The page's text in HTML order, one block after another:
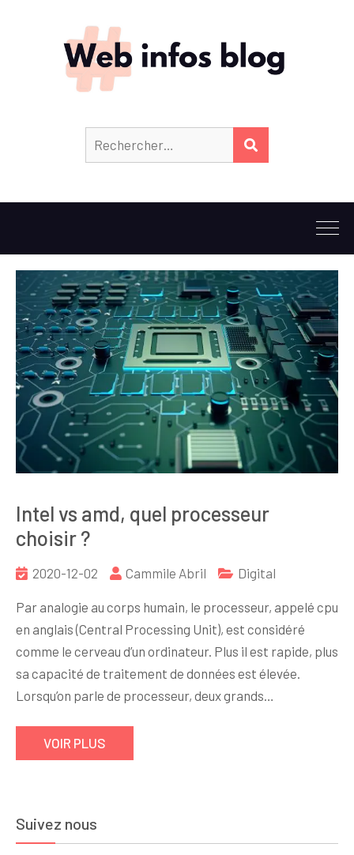
Intel vs amd, quel processeur
choisir ?
2020-12-02 Cammile Abril Digital
Par analogie au corps humain, le processeur, appelé cpu
en anglais (Central Processing Unit), est considéré
comme le cerveau d’un ordinateur. Plus il est rapide, plus
sa capacité de traitement de données est élevée.
Lorsqu’on parle de processeur, deux grands…
VOIR PLUS
Suivez nous